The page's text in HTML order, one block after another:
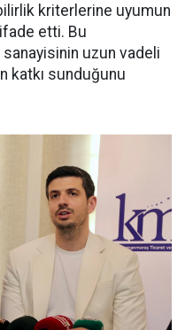
kriterlerine uyumun
etti. Bu
sanayisinin uzun vadeli
katkı sunduğunu